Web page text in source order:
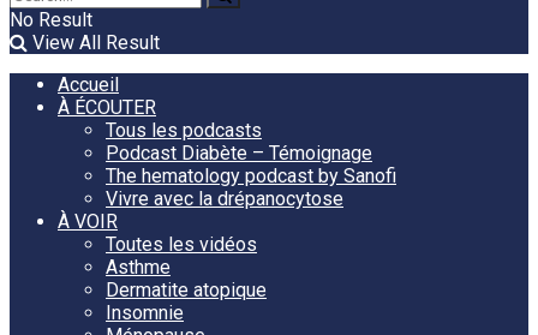
No Result
View All Result
Accueil
À ÉCOUTER
Tous les podcasts
Podcast Diabète – Témoignage
The hematology podcast by Sanofi
Vivre avec la drépanocytose
À VOIR
Toutes les vidéos
Asthme
Dermatite atopique
Insomnie